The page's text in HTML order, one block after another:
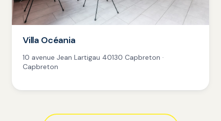
Villa Océania
10 avenue Jean Lartigau 40130 Capbreton ·
Capbreton